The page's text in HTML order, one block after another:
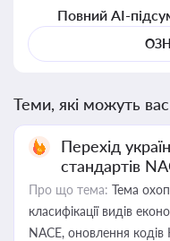
Повний AI-
Теми, які можуть вас
Перехід
стандартів
Про що тема: Тема
класифікації видів
NACE, оновлення